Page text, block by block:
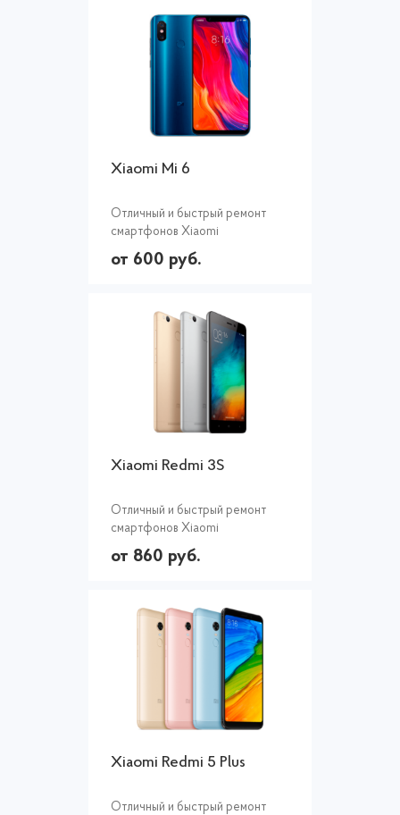
Xiaomi Mi 6
Отличный и быстрый ремонт
смартфонов Xiaomi
от 600 руб.
Xiaomi Redmi 3S
Отличный и быстрый ремонт
смартфонов Xiaomi
от 860 руб.
Xiaomi Redmi 5 Plus
Отличный и быстрый ремонт